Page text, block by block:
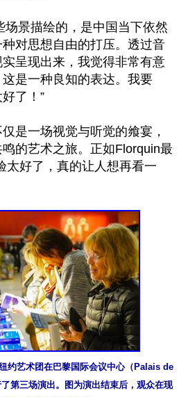
场景描绘的，是中国当下依然
对思想自由的打压。透过音
呈现出来，我觉得非常有意
是一种良知的表达。我要
了！”
是一场视觉与听觉的飨宴，
的艺术之旅。正如Florquin最
太好了，真的让人想再看一
约艺术团在巴黎国际会议中心（Palais de
第三场演出。图为演出结束后，观众在现